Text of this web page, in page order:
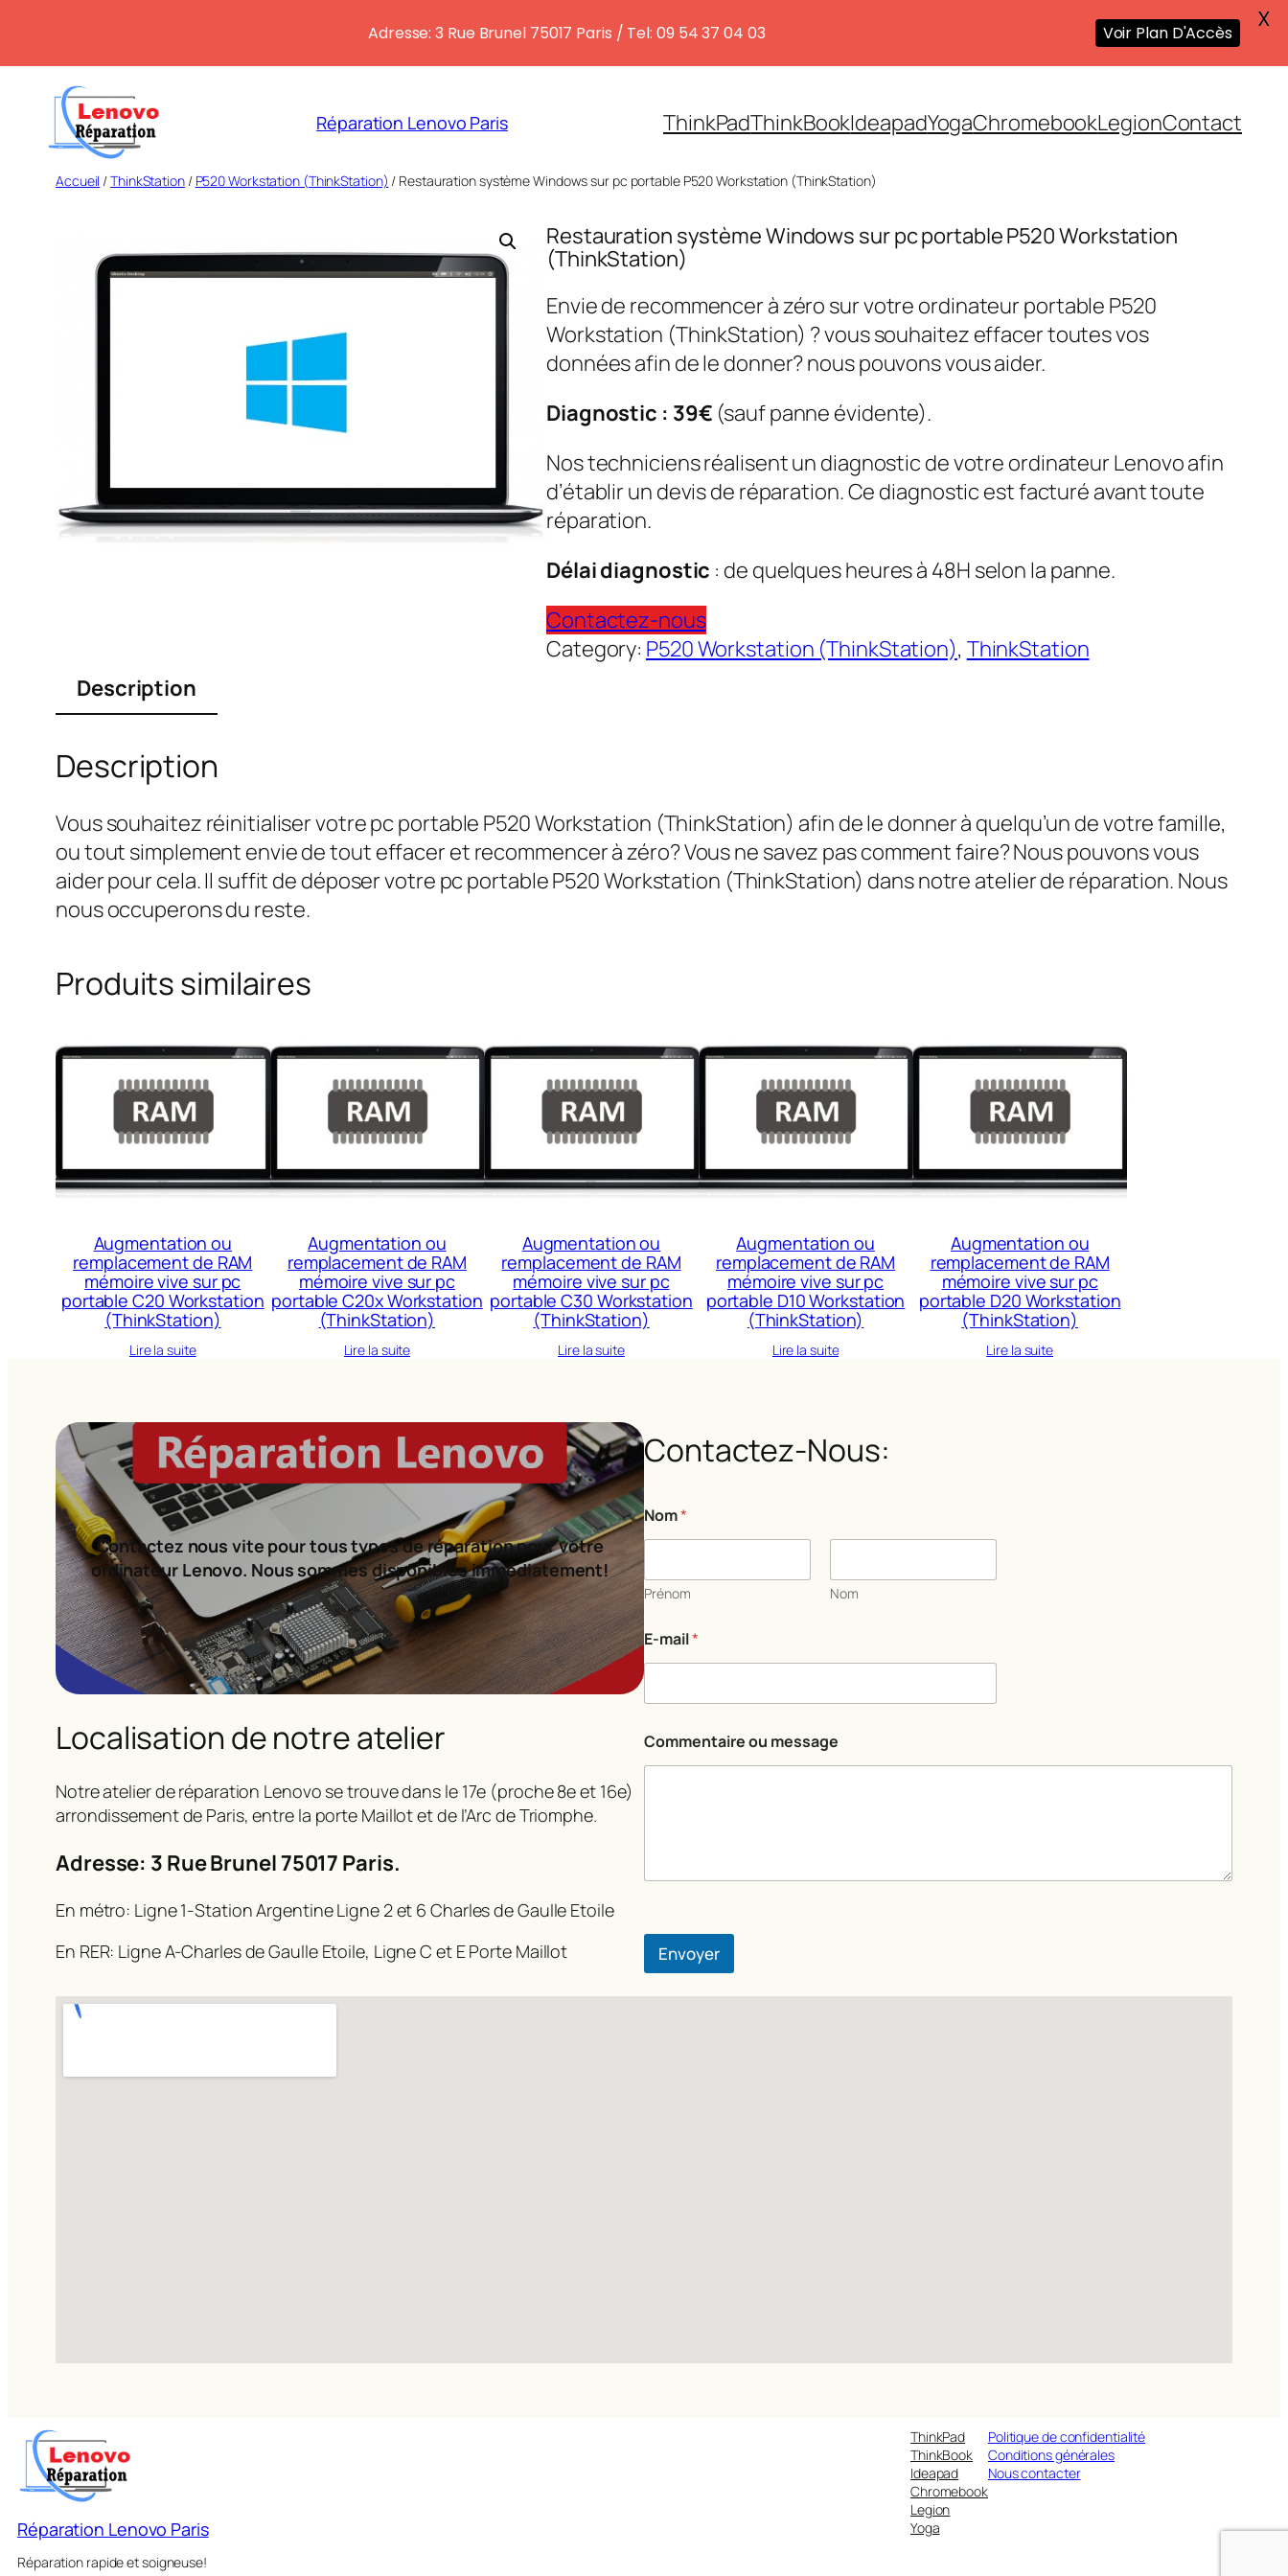
contenu
Réparation Lenovo Paris ThinkPadThinkBookIdeapadYogaChromebookLegionContact
Accueil /ThinkStation/ P520 Workstation (ThinkStation) / Restauration système Windows sur pc portable P520 Workstation (ThinkStation)
Restauration système Windows sur pc portable P520 Workstation
(ThinkStation)
Envie de recommencer à zéro sur votre ordinateur portable P520
Workstation (ThinkStation) ? vous souhaitez effacer toutes vos
données afin de le donner? nous pouvons vous aider.
Diagnostic : 39€ (sauf panne évidente).
Nos techniciens réalisent un diagnostic de votre ordinateur Lenovo afin
d’établir un devis de réparation. Ce diagnostic est facturé avant toute
réparation.
Délai diagnostic : de quelques heures à 48H selon la panne.
Contactez-nous
Category: P520 Workstation (ThinkStation), ThinkStation
Description
Description
Vous souhaitez réinitialiser votre pc portable P520 Workstation (ThinkStation) afin de le donner à quelqu’un de votre famille,
ou tout simplement envie de tout effacer et recommencer à zéro? Vous ne savez pas comment faire? Nous pouvons vous
aider pour cela. Il suffit de déposer votre pc portable P520 Workstation (ThinkStation) dans notre atelier de réparation. Nous
nous occuperons du reste.
Produits similaires
Augmentation ou
remplacement de RAM
mémoire vive sur pc
portable C20 Workstation
(ThinkStation)
Lire la suite
Augmentation ou
remplacement de RAM
mémoire vive sur pc
portable C20x Workstation
(ThinkStation)
Lire la suite
Augmentation ou
remplacement de RAM
mémoire vive sur pc
portable C30 Workstation
(ThinkStation)
Lire la suite
Augmentation ou
remplacement de RAM
mémoire vive sur pc
portable D10 Workstation
(ThinkStation)
Lire la suite
Augmentation ou
remplacement de RAM
mémoire vive sur pc
portable D20 Workstation
(ThinkStation)
Lire la suite
Contactez nous vite pour tous types de réparation pour votre
ordinateur Lenovo. Nous sommes disponibles immédiatement!
Localisation de notre atelier
Notre atelier de réparation Lenovo se trouve dans le 17e (proche 8e et 16e)
arrondissement de Paris, entre la porte Maillot et de l’Arc de Triomphe.
Adresse: 3 Rue Brunel 75017 Paris.
En métro: Ligne 1-Station Argentine Ligne 2 et 6 Charles de Gaulle Etoile
En RER: Ligne A-Charles de Gaulle Etoile, Ligne C et E Porte Maillot
Contactez-Nous:
-
m
i
l
-
m
a
l
Nom*
Prénom Nom
E-mail*
Commentaire ou message
Envoyer
Réparation Lenovo Paris
Réparation rapide et soigneuse!
ThinkPad
ThinkBook
Ideapad
Chromebook
Legion
Yoga
Politique de confidentialité
Conditions générales
Nous contacter
Adresse: 3 Rue Brunel 75017 Paris / Tel: 09 54 37 04 03 Voir Plan D'Accès X